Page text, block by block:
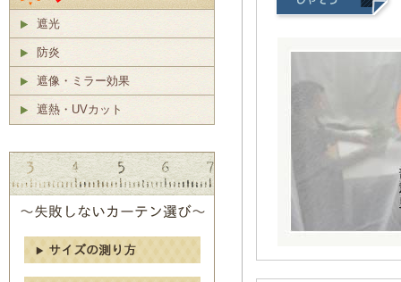
遮光
防炎
遮像・ミラー効果
遮熱・UVカット